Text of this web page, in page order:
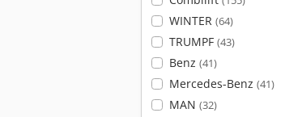
WINTER (64)
TRUMPF (43)
Benz (41)
Mercedes-Benz (41)
MAN (32)